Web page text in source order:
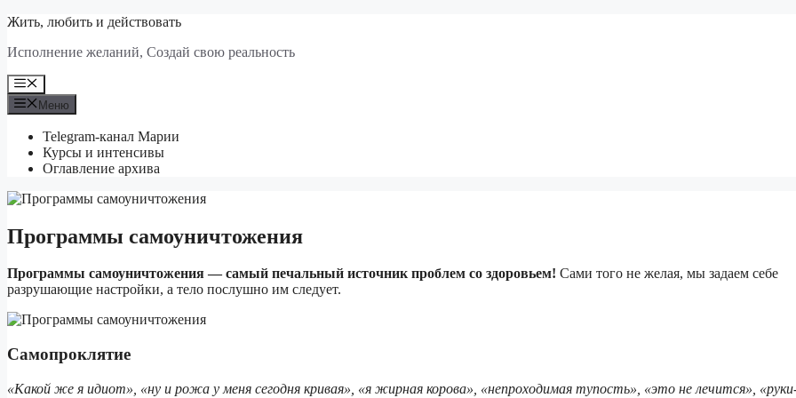
Перейти
содержимому
Жить, любить и действовать
Исполнение желаний, Создай свою реальность
Меню
Меню
Telegram-канал Марии
Курсы и интенсивы
Оглавление архива
Программы самоуничтожения
Программы самоуничтожения — самый печальный источник проблем со здоровьем! Сами того не желая, мы задаем себе
разрушающие настройки, а тело послушно им следует.
Самопроклятие
«Какой же я идиот», «ну и рожа у меня сегодня кривая», «я жирная корова», «непроходимая тупость», «это не лечится»,